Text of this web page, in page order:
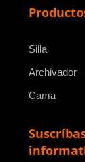
Silla
Archivador
Cama